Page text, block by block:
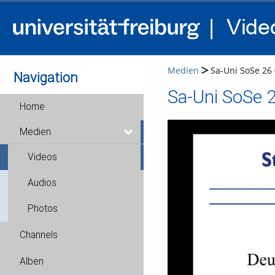
Navigation
Home
Medien
Videos
Audios
Photos
Channels
Alben
Medien Sa-Uni SoSe 26
Sa-Uni SoSe